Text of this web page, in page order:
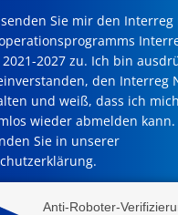
senden Sie mir den Interreg
2021-2027 zu. Ich bin
den Interreg
und weiß, dass ich
wieder abmelden
Sie in unserer
Anti-Roboter-